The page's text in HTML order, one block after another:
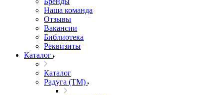
Наша команда
Отзывы
Вакансии
Библиотека
Реквизиты
Каталог
Каталог
Радуга (ТМ)